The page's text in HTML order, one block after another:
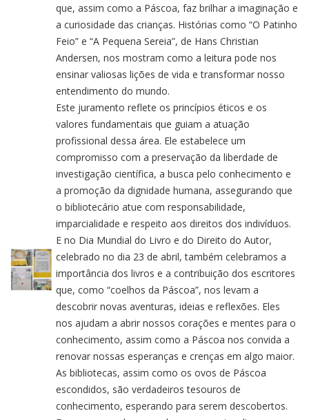
que, assim como a Páscoa, faz brilhar a imaginação e
a curiosidade das crianças. Histórias como “O Patinho
Feio” e “A Pequena Sereia”, de Hans Christian
Andersen, nos mostram como a leitura pode nos
ensinar valiosas lições de vida e transformar nosso
entendimento do mundo.
Este juramento reflete os princípios éticos e os
valores fundamentais que guiam a atuação
profissional dessa área. Ele estabelece um
compromisso com a preservação da liberdade de
investigação científica, a busca pelo conhecimento e
a promoção da dignidade humana, assegurando que
o bibliotecário atue com responsabilidade,
imparcialidade e respeito aos direitos dos indivíduos.
E no Dia Mundial do Livro e do Direito do Autor,
celebrado no dia 23 de abril, também celebramos a
importância dos livros e a contribuição dos escritores
que, como “coelhos da Páscoa”, nos levam a
descobrir novas aventuras, ideias e reflexões. Eles
nos ajudam a abrir nossos corações e mentes para o
conhecimento, assim como a Páscoa nos convida a
renovar nossas esperanças e crenças em algo maior.
As bibliotecas, assim como os ovos de Páscoa
escondidos, são verdadeiros tesouros de
conhecimento, esperando para serem descobertos.